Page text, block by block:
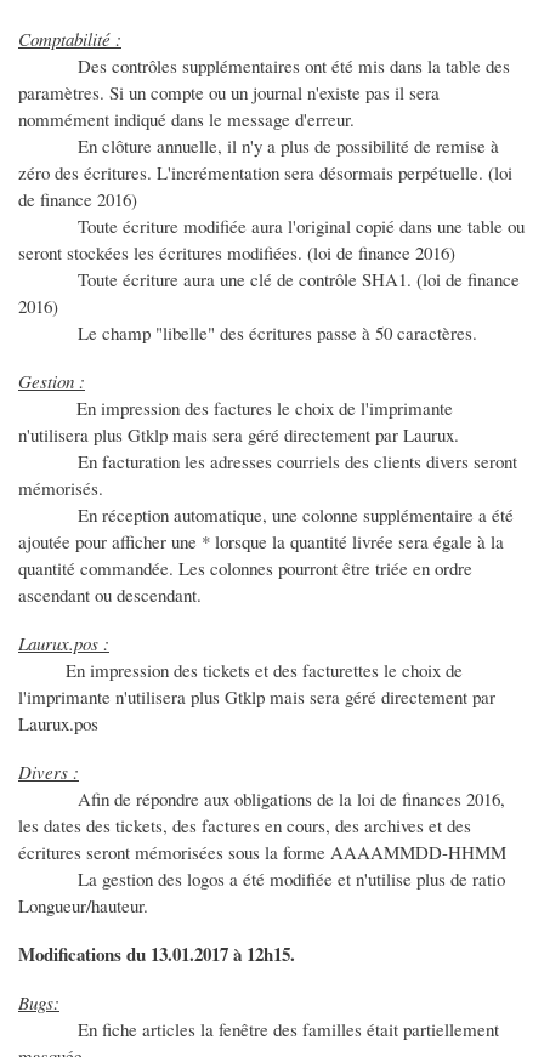
Comptabilité :
Des contrôles supplémentaires ont été mis dans la table des
paramètres. Si un compte ou un journal n'existe pas il sera
nommément indiqué dans le message d'erreur.
En clôture annuelle, il n'y a plus de possibilité de remise à
zéro des écritures. L'incrémentation sera désormais perpétuelle. (loi
de finance 2016)
Toute écriture modifiée aura l'original copié dans une table ou
seront stockées les écritures modifiées. (loi de finance 2016)
Toute écriture aura une clé de contrôle SHA1. (loi de finance
2016)
Le champ "libelle" des écritures passe à 50 caractères.
Gestion :
En impression des factures le choix de l'imprimante
n'utilisera plus Gtklp mais sera géré directement par Laurux.
En facturation les adresses courriels des clients divers seront
mémorisés.
En réception automatique, une colonne supplémentaire a été
ajoutée pour afficher une * lorsque la quantité livrée sera égale à la
quantité commandée. Les colonnes pourront être triée en ordre
ascendant ou descendant.
Laurux.pos :
En impression des tickets et des facturettes le choix de
l'imprimante n'utilisera plus Gtklp mais sera géré directement par
Laurux.pos
Divers :
Afin de répondre aux obligations de la loi de finances 2016,
les dates des tickets, des factures en cours, des archives et des
écritures seront mémorisées sous la forme AAAAMMDD-HHMM
La gestion des logos a été modifiée et n'utilise plus de ratio
Longueur/hauteur.
Modifications du 13.01.2017 à 12h15.
Bugs:
En fiche articles la fenêtre des familles était partiellement